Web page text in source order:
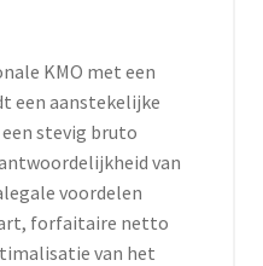
KMO met een
een aanstekelijke
stevig bruto
van
voordelen
forfaitaire netto
van het